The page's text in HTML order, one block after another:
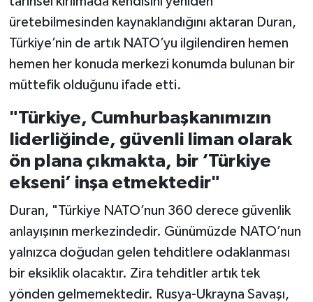
üretebilmesinden kaynaklandığını aktaran Duran,
Türkiye’nin de artık NATO’yu ilgilendiren hemen
hemen her konuda merkezi konumda bulunan bir
müttefik olduğunu ifade etti.
"Türkiye, Cumhurbaşkanımızın
liderliğinde, güvenli liman olarak
ön plana çıkmakta, bir ‘Türkiye
ekseni’ inşa etmektedir"
Duran, "Türkiye NATO’nun 360 derece güvenlik
anlayışının merkezindedir. Günümüzde NATO’nun
yalnızca doğudan gelen tehditlere odaklanması
bir eksiklik olacaktır. Zira tehditler artık tek
yönden gelmemektedir. Rusya-Ukrayna Savaşı,